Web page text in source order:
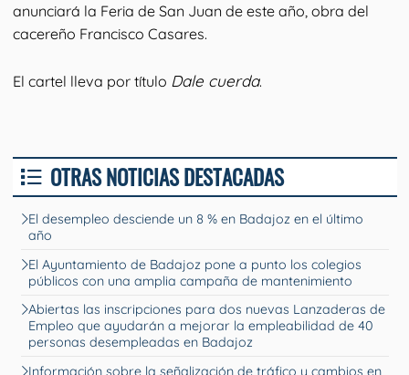
anunciará la Feria de San Juan de este año, obra del
cacereño Francisco Casares.
El cartel lleva por título Dale cuerda.
OTRAS NOTICIAS DESTACADAS
El desempleo desciende un 8 % en Badajoz en el último
año
El Ayuntamiento de Badajoz pone a punto los colegios
públicos con una amplia campaña de mantenimiento
Abiertas las inscripciones para dos nuevas Lanzaderas de
Empleo que ayudarán a mejorar la empleabilidad de 40
personas desempleadas en Badajoz
Información sobre la señalización de tráfico y cambios en